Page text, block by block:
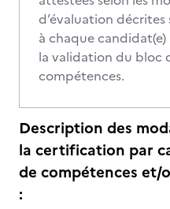
d’évaluation décrites
à chaque candidat(e)
la validation du bloc
compétences.
Description des
la certification par
de compétences et/
: